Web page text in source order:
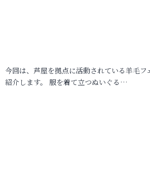
今回は、芦屋を拠点に活動されている羊毛
紹介します。 服を着て立つぬいぐる…